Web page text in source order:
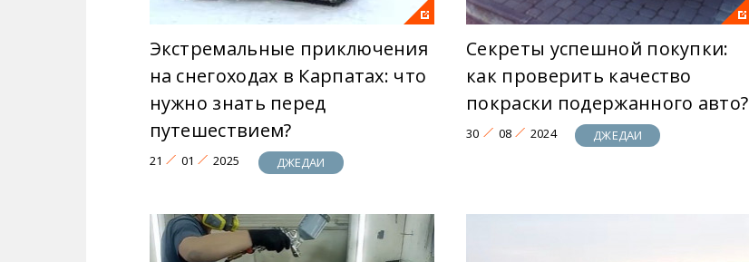
Экстремальные приключения
на снегоходах в Карпатах: что
нужно знать перед
путешествием?
21 01 2025 ДЖЕДАИ
Секреты успешной покупки:
как проверить качество
покраски подержанного авто?
30 08 2024 ДЖЕДАИ